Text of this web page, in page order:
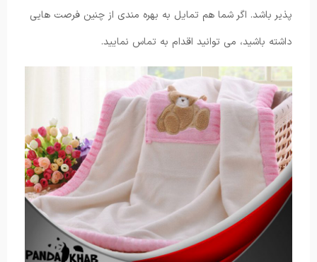
پذیر باشد. اگر شما هم تمایل به بهره مندی از چنین فرصت هایی
داشته باشید، می توانید اقدام به تماس نمایید.